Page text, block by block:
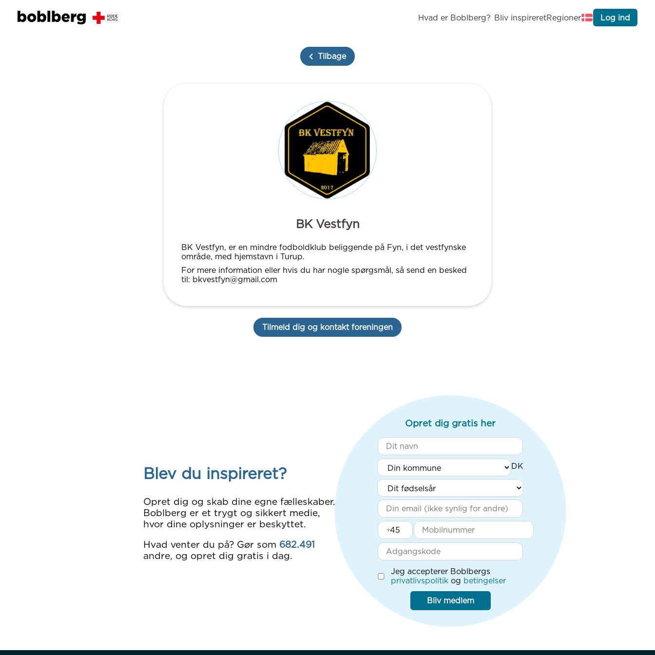
Hvad er Boblberg? Bliv inspireretRegioner Log ind
Tilbage
BK Vestfyn
BK Vestfyn, er en mindre fodboldklub beliggende på Fyn, i det vestfynske
område, med hjemstavn i Turup.
For mere information eller hvis du har nogle spørgsmål, så send en besked
til: bkvestfyn@gmail.com
Tilmeld dig og kontakt foreningen
Blev du inspireret?
Opret dig og skab dine egne fælleskaber.
Boblberg er et trygt og sikkert medie,
hvor dine oplysninger er beskyttet.
Hvad venter du på? Gør som 682.491
andre, og opret dig gratis i dag.
Opret dig gratis her
+
Jeg accepterer Boblbergs
privatlivspolitik og betingelser
Bliv medlem